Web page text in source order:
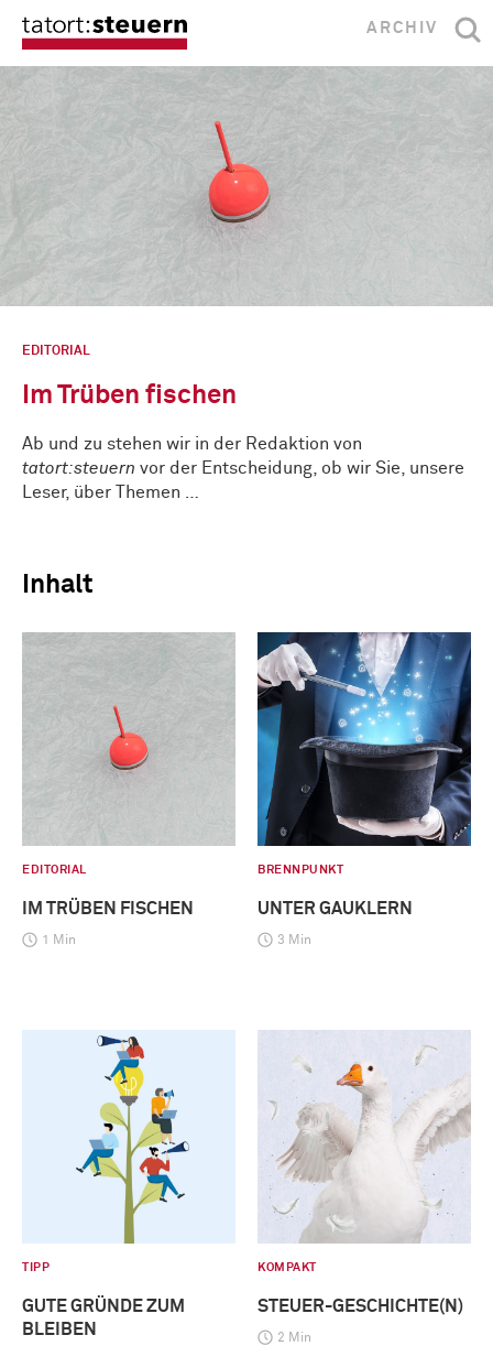
ARCHIV
EDITORIAL
Im Trüben fischen
Ab und zu stehen wir in der Redaktion von
tatort:steuern vor der Entscheidung, ob wir Sie, unsere
Leser, über Themen …
Inhalt
EDITORIAL
IM TRÜBEN FISCHEN
1 Min
BRENNPUNKT
UNTER GAUKLERN
3 Min
TIPP
GUTE GRÜNDE ZUM
BLEIBEN
KOMPAKT
STEUER-GESCHICHTE(N)
2 Min